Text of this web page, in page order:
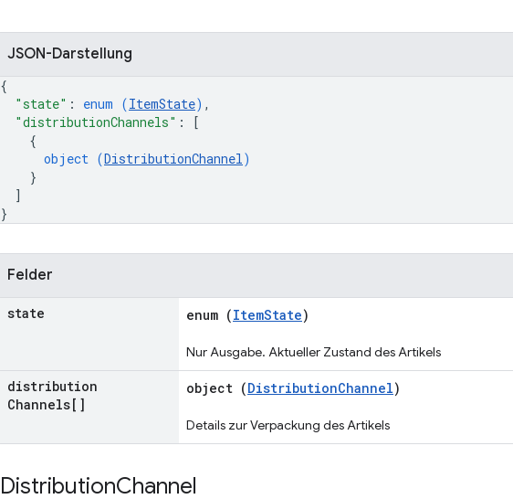
JSON-Darstellung
{
"state" : enum (ItemState) ,
"distributionChannels" :
[
{
object (DistributionChannel)
}
]
}
Felder
state enum (ItemState)
Nur Ausgabe. Aktueller Zustand des Artikels
distribution
Channels[]
object (DistributionChannel)
Details zur Verpackung des Artikels
DistributionChannel